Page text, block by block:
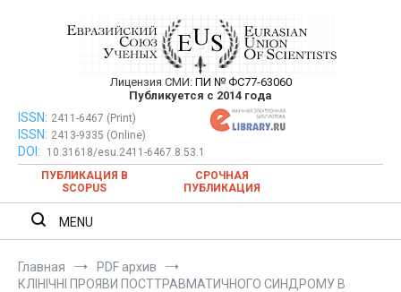
Евразийский Союз Ученых —
публикация научных статей в
ежемесячном научном журнале
Лицензия СМИ: ПИ № ФС77-63060
Публикуется с 2014 года
Евразийский Союз Ученых — публикация научных статей в
ежемесячном научном журнале
ISSN: 2411-6467 (Print)
ISSN: 2413-9335 (Online)
DOI:
10.31618/esu.2411-6467.8.53.1
ПУБЛИКАЦИЯ В
SCOPUS
СРОЧНАЯ
ПУБЛИКАЦИЯ
MENU
Главная
PDF архив
КЛІНІЧНІ ПРОЯВИ ПОСТТРАВМАТИЧНОГО СИНДРОМУ В